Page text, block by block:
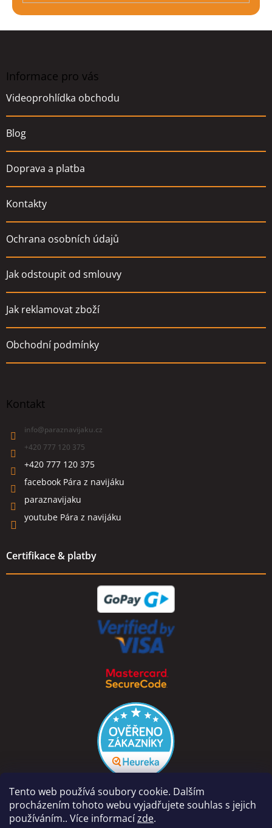
Tento web používá soubory cookie. Dalším
procházením tohoto webu vyjadřujete souhlas s jejich
používáním.. Více informacízde.
Informace pro vás
Videoprohlídka obchodu
Blog
Doprava a platba
Kontakty
Ochrana osobních údajů
Jak odstoupit od smlouvy
Jak reklamovat zboží
Obchodní podmínky
Kontakt
info@paraznavijaku.cz
+420 777 120 375
+420 777 120 375
facebook Pára z navijáku
paraznavijaku
youtube Pára z navijáku
Certifikace & platby